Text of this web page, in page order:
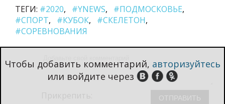
ТЕГИ: #2020 #YNEWS
#ПОДМОСКОВЬЕ
#СПОРТ
#КУБОК
#СКЕЛЕТОН
#СОРЕВНОВАНИЯ
Чтобы добавить комментарий, авторизуйтесь
или войдите через